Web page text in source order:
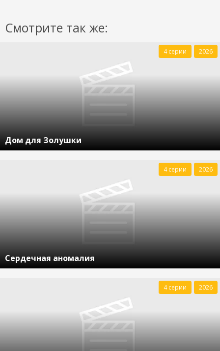
Смотрите так же:
Дом для Золушки
4 серии 2026
Сердечная аномалия
4 серии 2026
4 серии 2026